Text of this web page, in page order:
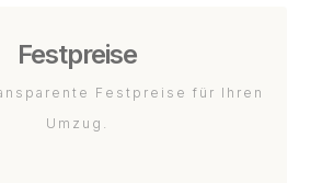
Festpreise
Festpreise für Ihren
Umzug.